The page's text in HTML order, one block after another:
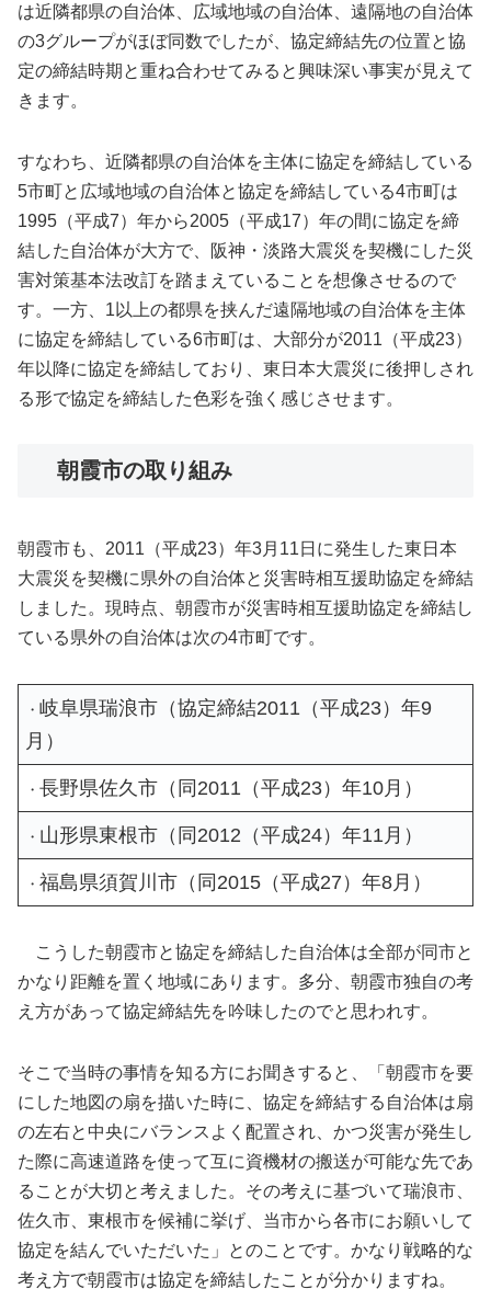
は近隣都県の自治体、広域地域の自治体、遠隔地の自治体
の3グループがほぼ同数でしたが、協定締結先の位置と協
定の締結時期と重ね合わせてみると興味深い事実が見えて
きます。
すなわち、近隣都県の自治体を主体に協定を締結している
5市町と広域地域の自治体と協定を締結している4市町は
1995（平成7）年から2005（平成17）年の間に協定を締
結した自治体が大方で、阪神・淡路大震災を契機にした災
害対策基本法改訂を踏まえていることを想像させるので
す。一方、1以上の都県を挟んだ遠隔地域の自治体を主体
に協定を締結している6市町は、大部分が2011（平成23）
年以降に協定を締結しており、東日本大震災に後押しされ
る形で協定を締結した色彩を強く感じさせます。
朝霞市の取り組み
朝霞市も、2011（平成23）年3月11日に発生した東日本
大震災を契機に県外の自治体と災害時相互援助協定を締結
しました。現時点、朝霞市が災害時相互援助協定を締結し
ている県外の自治体は次の4市町です。
・岐阜県瑞浪市（協定締結2011（平成23）年9
月）
・長野県佐久市（同2011（平成23）年10月）
・ 山形県東根市（同2012（平成24）年11月）
・福島県須賀川市（同2015（平成27）年8月）
こうした朝霞市と協定を締結した自治体は全部が同市と
かなり距離を置く地域にあります。多分、朝霞市独自の考
え方があって協定締結先を吟味したのでと思われす。
そこで当時の事情を知る方にお聞きすると、「朝霞市を要
にした地図の扇を描いた時に、協定を締結する自治体は扇
の左右と中央にバランスよく配置され、かつ災害が発生し
た際に高速道路を使って互に資機材の搬送が可能な先であ
ることが大切と考えました。その考えに基づいて瑞浪市、
佐久市、東根市を候補に挙げ、当市から各市にお願いして
協定を結んでいただいた」とのことです。かなり戦略的な
考え方で朝霞市は協定を締結したことが分かりますね。